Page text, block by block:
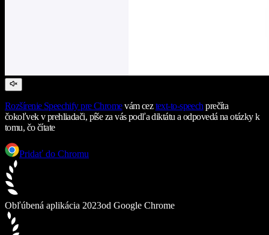
Rozšírenie Speechify pre Chromevám ceztext-to-speech prečíta
čokoľvek v prehliadači, píše za vás podľa diktátu a odpovedá na otázky k
tomu, čo čítate
Pridať do Chromu
Obľúbená aplikácia 2023od Google Chrome